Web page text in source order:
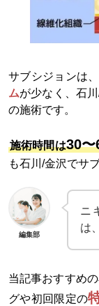
サブシジョンは
ムが少なく、石
の施術です。
施術時間は30〜
も石川/金沢でサ
編集部
ニ
は
当記事おすすめ
グや初回限定の